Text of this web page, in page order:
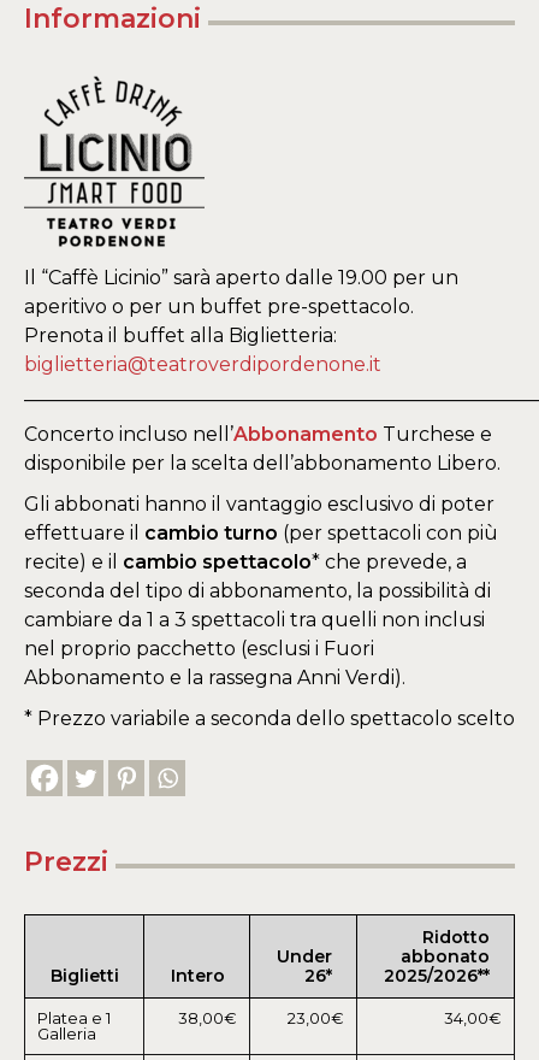
Informazioni
Il “Caffè Licinio” sarà aperto dalle 19.00 per un
aperitivo o per un buffet pre-spettacolo.
Prenota il buffet alla Biglietteria:
biglietteria@teatroverdipordenone.it
Concerto incluso nell’Abbonamento Turchese e
disponibile per la scelta dell’abbonamento Libero.
Gli abbonati hanno il vantaggio esclusivo di poter
effettuare il cambio turno (per spettacoli con più
recite) e il cambio spettacolo* che prevede, a
seconda del tipo di abbonamento, la possibilità di
cambiare da 1 a 3 spettacoli tra quelli non inclusi
nel proprio pacchetto (esclusi i Fuori
Abbonamento e la rassegna Anni Verdi).
* Prezzo variabile a seconda dello spettacolo scelto
Prezzi
Biglietti Intero
Under
26*
Ridotto
abbonato
2025/2026**
Platea e 1
Galleria
38,00€ 23,00€ 34,00€